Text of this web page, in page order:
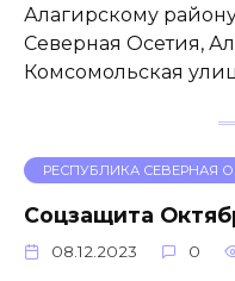
Алагирскому
Северная Осетия,
Комсомольская
РЕСПУБЛИКА СЕВЕРНАЯ
Соцзащита
08.12.2023 0